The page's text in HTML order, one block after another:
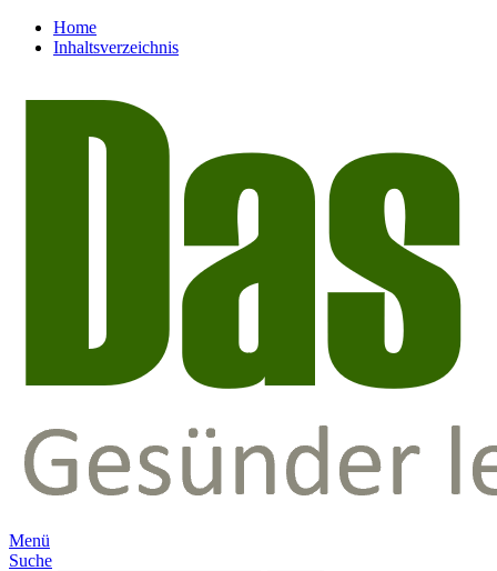
Home
Inhaltsverzeichnis
Menü
Suche